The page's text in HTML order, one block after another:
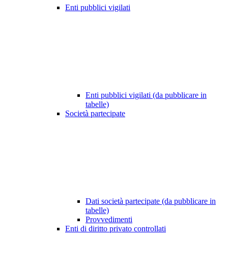
Enti pubblici vigilati
Enti pubblici vigilati (da pubblicare in
tabelle)
Società partecipate
Dati società partecipate (da pubblicare in
tabelle)
Provvedimenti
Enti di diritto privato controllati